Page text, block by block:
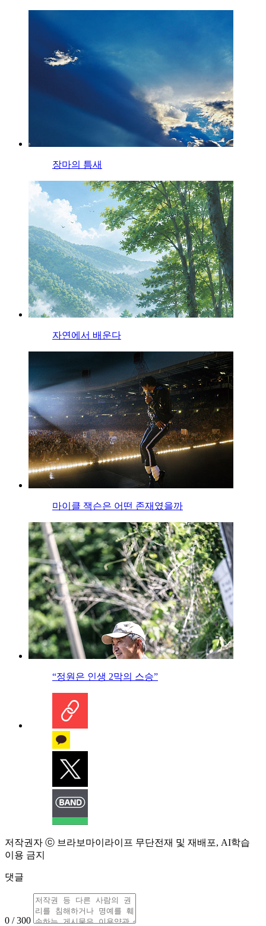
장마의 틈새
자연에서 배운다
마이클 잭슨은 어떤 존재였을까
“정원은 인생 2막의 스승”
저작권자 ⓒ 브라보마이라이프 무단전재 및 재배포, AI학습
이용 금지
댓글
0 / 300